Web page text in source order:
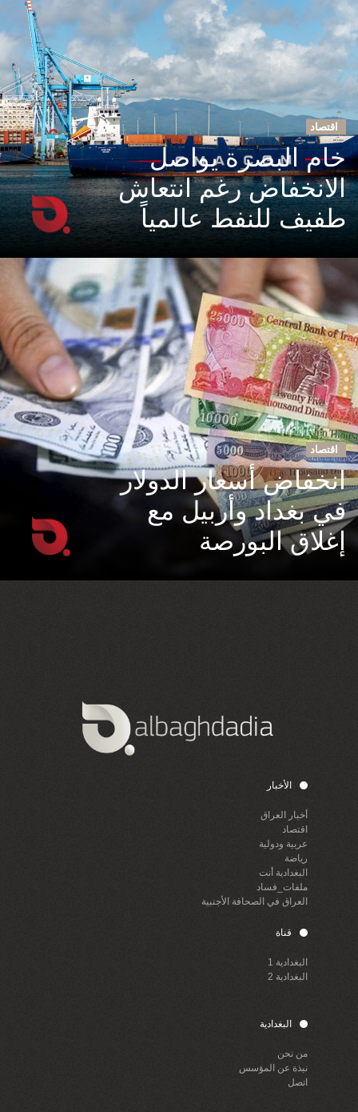
اقتصاد
خام البصرة يواصل
الانخفاض رغم انتعاش
طفيف للنفط عالمياً
اقتصاد
انخفاض أسعار الدولار
في بغداد وأربيل مع
إغلاق البورصة
الأخبار
أخبار العراق
اقتصاد
عربية ودولية
رياضة
البغدادية أنت
ملفات_فساد
العراق في الصحافة الأجنبية
قناة
البغدادية 1
البغدادية 2
البغدادية
من نحن
نبذة عن المؤسس
اتصل